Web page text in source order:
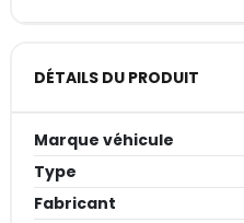
DÉTAILS DU PRODUIT
Marque véhicule
Type
Fabricant